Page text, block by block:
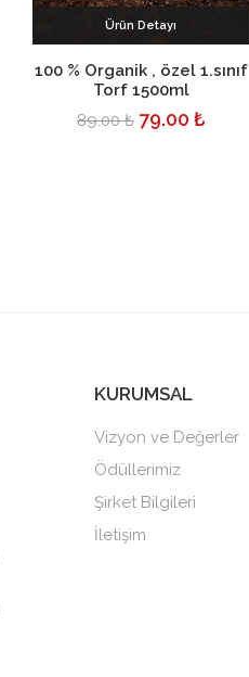
Ürün Detayı
Sepete Ekle
100 % Organik , özel 1.sınıf
Torf 1500ml
89.00 ₺ 79.00 ₺
KURUMSAL
Vizyon ve Değerler
Ödüllerimiz
Şirket Bilgileri
İletişim